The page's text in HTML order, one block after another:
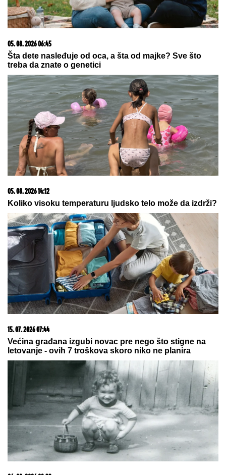
09. 07. 2026 09:20
Komfor po meri klijenata: nova linija paketa ALTA
banke
05. 08. 2026 15:45
Сазнања „Политике”: Ко је поставио замку
Митрополиту Методију у Горњем Заостру
06. 08. 2026 07:08
Evo u kojim banjama važi vaučer od 10.000 dinara -
kompletan spisak destinacija u Srbiji
Šta dete nasleđuje od oca, a šta od majke? Sve što
treba da znate o genetici